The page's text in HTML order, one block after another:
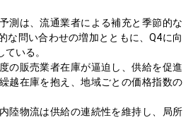
測は、流通業者による補充と季節的な
な問い合わせの増加とともに、Q4に向
いる。
の販売業者在庫が逼迫し、供給を促進
越在庫を抱え、地域ごとの価格指数の
陸物流は供給の連続性を維持し、局所